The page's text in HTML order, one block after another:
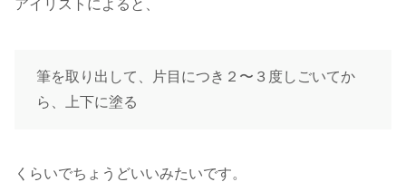
アイリストによると、
筆を取り出して、片目につき２〜３度しごいてか
ら、上下に塗る
くらいでちょうどいいみたいです。